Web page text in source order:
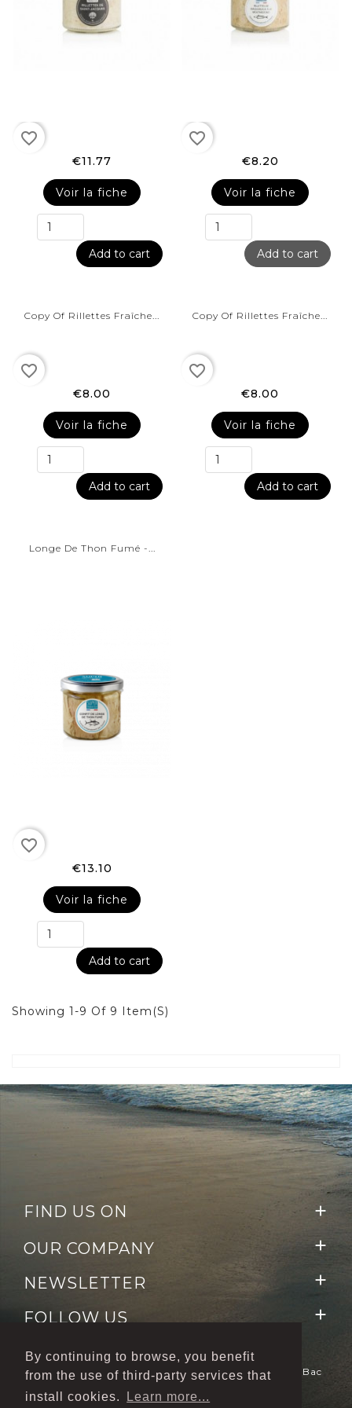
By continuing to browse, you benefit
from the use of third-party services that
install cookies.
Learn more...
favorite_border
€11.77
Voir la fiche
Add to cart
favorite_border
€8.20
Voir la fiche
Add to cart
Copy Of Rillettes Fraîche...
favorite_border
€8.00
Voir la fiche
Add to cart
Copy Of Rillettes Fraîche...
favorite_border
€8.00
Voir la fiche
Add to cart
Longe De Thon Fumé -...
favorite_border
€13.10
Voir la fiche
Add to cart
Showing 1-9 Of 9 Item(s)
FIND US ON 
OUR COMPANY 
NEWSLETTER 
FOLLOW US 
Le Dépôt De Bacchus © 2020 - Pays Noyé Zone Du Bac
97224 Ducos